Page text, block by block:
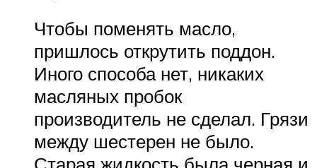
Чтобы поменять масло,
пришлось открутить поддон.
Иного способа нет, никаких
масляных пробок
производитель не сделал. Грязи
между шестерен не было.